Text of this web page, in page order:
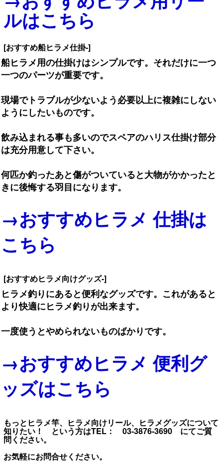
ルはこちら
[おすすめ船ヒラメ仕掛-]
船ヒラメ用の仕掛けはシンプルです。それだけに一つ
一つのパーツが重要です。
現場でトラブルが少ないよう必要以上に複雑にしない
ようにしたいものです。
飲み込まれる事も多いのでスペアのハリス仕掛け部分
は充分用意して下さい。
何匹か釣ったあと傷がついていると大物がかかったと
きに後悔する羽目になります。
→おすすめヒラメ 仕掛は
こちら
[おすすめヒラメ向けグッズ-]
ヒラメ釣りにあると便利なグッズです。これがあると
より快適にヒラメ釣りが出来ます。
一度使うとやめられないものばかりです。
→おすすめヒラメ 便利グ
ッズはこちら
もっとヒラメ竿、ヒラメ向けリール、ヒラメグッズについて
知りたい！ という方はTEL： 03-3876-3690 にてご質
問ください。
お気軽にお問合せください。